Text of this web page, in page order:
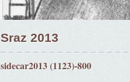
Sraz 2013
sidecar2013 (1123)-800